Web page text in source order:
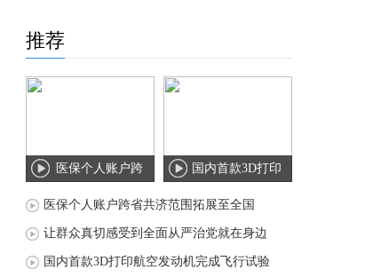
推荐
医保个人账户跨
省共济范围拓展
国内首款3D打印
航空发动机完成
医保个人账户跨省共济范围拓展至全国
让群众真切感受到全面从严治党就在身边
国内首款3D打印航空发动机完成飞行试验